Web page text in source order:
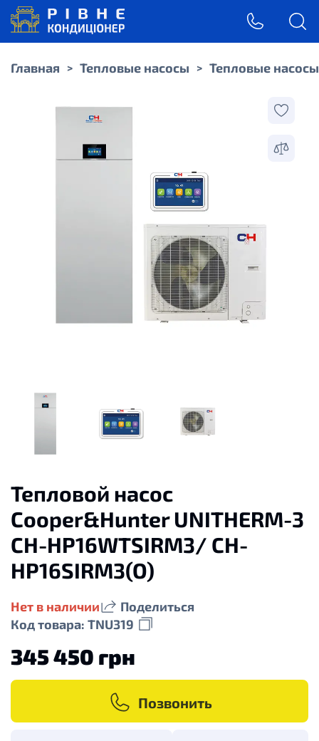
Главная > Тепловые насосы > Тепловые
Тепловой насос
Cooper&Hunter UNITHERM-3
CH-HP16WTSIRM3/ CH-
HP16SIRM3(O)
Нет в наличии
Поделиться
Код товара: TNU319
345 450 грн
Позвонить